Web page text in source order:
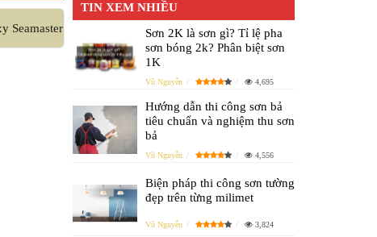
Seamaster
TIN XEM NHIỀU
Sơn 2K là sơn gì? Tỉ lệ pha
sơn bóng 2k? Phân biệt sơn
1K
Vũ Nguyễn 4,695
Hướng dẫn thi công sơn bả
tiêu chuẩn và nghiệm thu sơn
bả
Vũ Nguyễn 4,556
Biện pháp thi công sơn tường
đẹp trên từng milimet
Vũ Nguyễn 3,824